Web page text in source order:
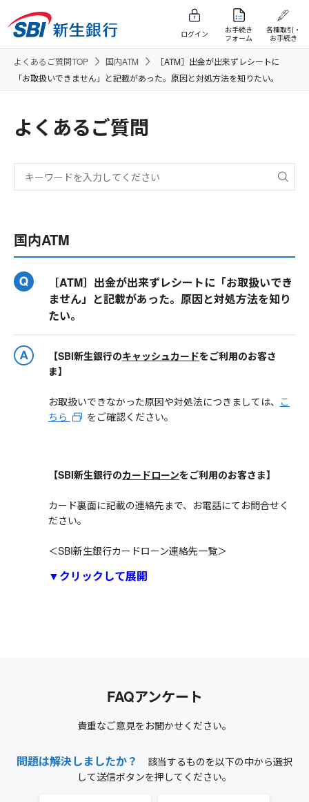
ログイン
お手続き
フォーム
各種取引・
お手続き
よくあるご質問TOP 国内ATM
［ATM］出金が出来ずレシートに
「お取扱いできません」と記載があった。原因と対処方法を知りたい。
よくあるご質問
国内ATM
［ATM］出金が出来ずレシートに「お取扱いでき
ません」と記載があった。原因と対処方法を知り
たい。
【SBI新生銀行のキャッシュカードをご利用のお客さ
ま】
お取扱いできなかった原因や対処法につきましては、 こ
ちら
をご確認ください。
【SBI新生銀行のカードローンをご利用のお客さま】
カード裏面に記載の連絡先まで、お電話にてお問合せく
ださい。
＜SBI新生銀行カードローン連絡先一覧＞
▼クリックして展開
FAQアンケート
貴重なご意見をお聞かせください。
問題は解決しましたか？
該当するものを以下の中から選択
して送信ボタンを押してください。